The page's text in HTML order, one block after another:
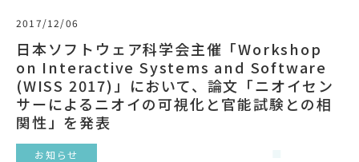
2017/12/06
日本ソフトウェア科学会主催「Workshop
on Interactive Systems and Software
(WISS 2017)」において、論文「ニオイセン
サーによるニオイの可視化と官能試験との相
関性」を発表
お知らせ